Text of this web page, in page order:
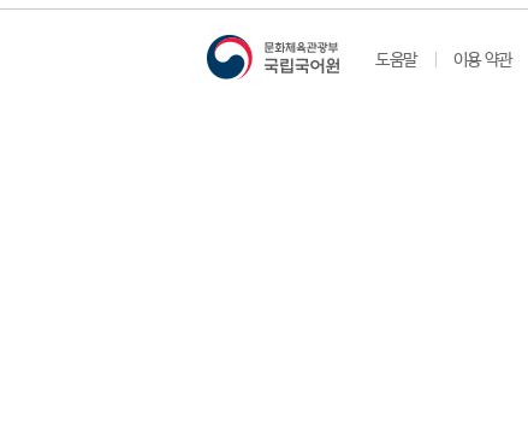
도움말 이용 약관